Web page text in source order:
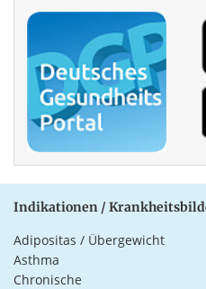
Indikationen /
Adipositas / Übergewicht
Asthma
Chronische